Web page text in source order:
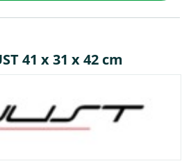
41 x 31 x 42 cm